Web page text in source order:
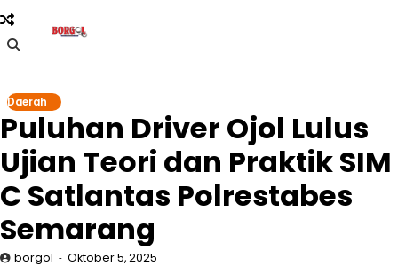
Skip
to
content
Daerah
Puluhan Driver Ojol Lulus
Ujian Teori dan Praktik SIM
C Satlantas Polrestabes
Semarang
borgol Oktober 5, 2025